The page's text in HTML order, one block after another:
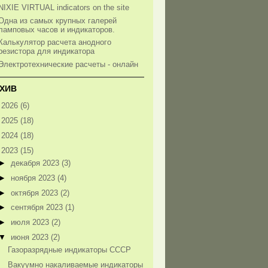
VIRTUAL indicators on the site
из самых крупных галерей
часов и индикаторов.
расчета анодного
для индикатора
расчеты - онлайн
2026 (6)
2025 (18)
2024 (18)
2023 (15)
декабря 2023 (3)
ноября 2023 (4)
октября 2023 (2)
сентября 2023 (1)
июля 2023 (2)
июня 2023 (2)
Газоразрядные индикаторы СССР
Вакуумно накаливаемые индикаторы